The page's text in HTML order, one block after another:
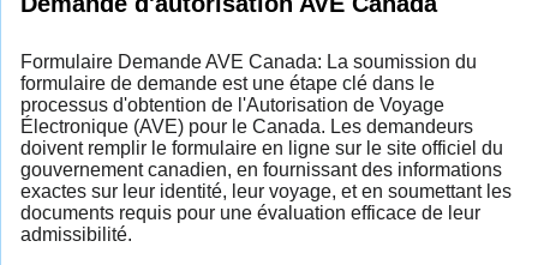
Formulaire Demande AVE Canada: La soumission du
formulaire de demande est une étape clé dans le
processus d'obtention de l'Autorisation de Voyage
Électronique (AVE) pour le Canada. Les demandeurs
doivent remplir le formulaire en ligne sur le site officiel du
gouvernement canadien, en fournissant des informations
exactes sur leur identité, leur voyage, et en soumettant les
documents requis pour une évaluation efficace de leur
admissibilité.